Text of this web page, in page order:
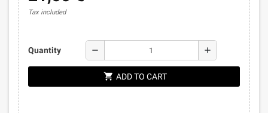
Tax included
Quantity remove add
shopping_cart ADD TO CART